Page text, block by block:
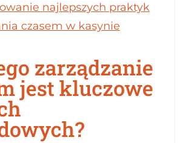
najlepszych praktyk
czasem w kasynie
zarządzanie
jest kluczowe